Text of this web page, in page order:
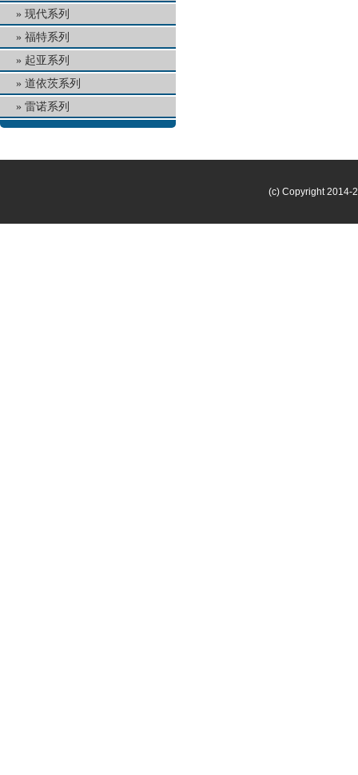
现代系列
福特系列
起亚系列
道依茨系列
雷诺系列
(c) Copyright 2014-